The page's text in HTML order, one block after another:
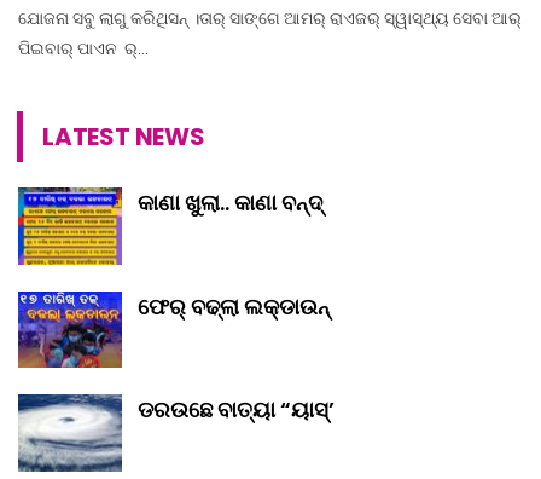
ଯୋଜନା ସବୁ ଲାଗୁ କରିଥିସନ୍‌ ।ତାର୍‌ ସାଙ୍ଗେ ଆମର୍‌ ରାଏଜର୍‌ ସ୍ୱାସ୍ଥ୍ୟ ସେବା ଆର୍‌
ପିଇବାର୍‌ ପାଏନ ‌ ର୍‌…
LATEST NEWS
କାଣା ଖୁଲା.. କାଣା ବନ୍ଦ୍‌
ଫେର୍ ବଢ୍‌ଲା ଲକ୍‌ଡାଉନ୍‌
ଡରଉଛେ ବାତ୍ୟା “ୟାସ୍‌’